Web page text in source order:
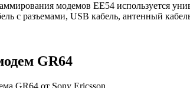
модемов EE54 используется
с разъемами, USB кабель, антенный
GR64